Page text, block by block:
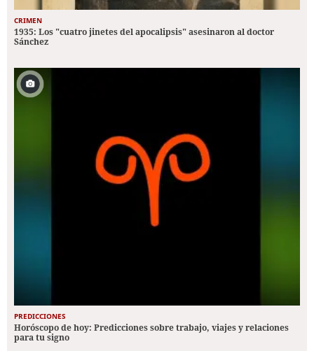
CRIMEN
1935: Los "cuatro jinetes del apocalipsis" asesinaron al doctor
Sánchez
PREDICCIONES
Horóscopo de hoy: Predicciones sobre trabajo, viajes y relaciones
para tu signo